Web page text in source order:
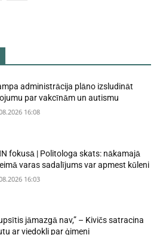
administrācija plāno izsludināt
par vakcīnām un autismu
16:08
fokusā | Politologa skats: nākamajā
varas sadalījums var apmest kūleni
16:03
jāmazgā nav,” – Kivičs satracina
ar viedokli par ģimeni